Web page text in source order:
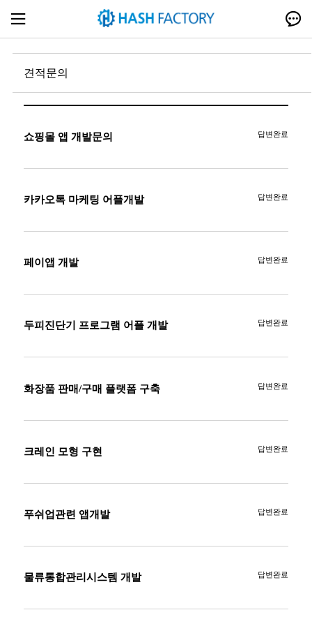
견적문의
쇼핑몰 앱 개발문의 답변완료
카카오톡 마케팅 어플개발 답변완료
페이앱 개발 답변완료
두피진단기 프로그램 어플 개발 답변완료
화장품 판매/구매 플랫폼 구축 답변완료
크레인 모형 구현 답변완료
푸쉬업관련 앱개발 답변완료
물류통합관리시스템 개발 답변완료